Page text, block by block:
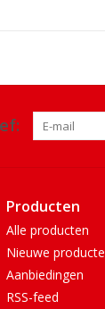
Producten
Alle producten
Nieuwe
Aanbiedingen
RSS-feed